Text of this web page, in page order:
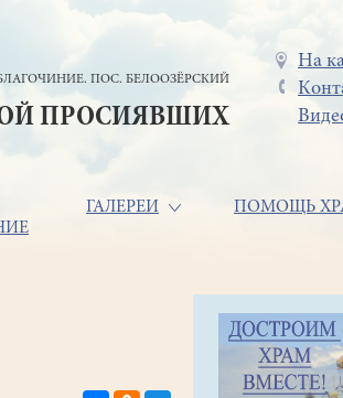
ПОС. БЕЛООЗЁРСКИЙ
ПРОСИЯВШИХ
в
На
ГАЛЕРЕИ ПОМОЩЬ